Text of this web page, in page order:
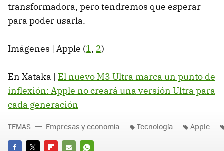
transformadora, pero tendremos que esperar
para poder usarla.
Imágenes | Apple (1 , 2)
En Xataka | El nuevo M3 Ultra marca un punto de
inflexión: Apple no creará una versión Ultra para
cada generación
TEMAS Empresas y economía Tecnología Apple